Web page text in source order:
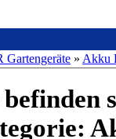
» Akku
befinden